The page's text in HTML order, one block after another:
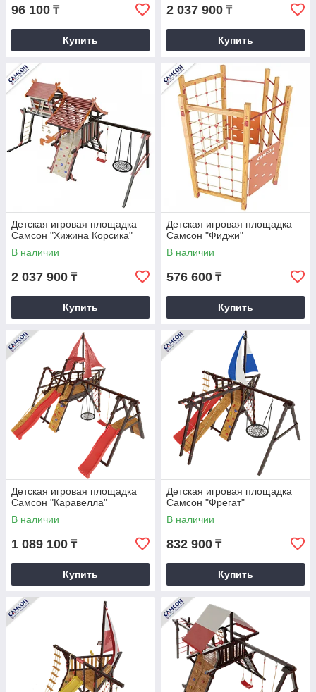
96 100 ₸
Купить
2 037 900 ₸
Купить
Детская игровая площадка
Самсон "Хижина Корсика"
В наличии
2 037 900 ₸
Купить
Детская игровая площадка
Самсон "Фиджи"
В наличии
576 600 ₸
Купить
Детская игровая площадка
Самсон "Каравелла"
В наличии
1 089 100 ₸
Купить
Детская игровая площадка
Самсон "Фрегат"
В наличии
832 900 ₸
Купить